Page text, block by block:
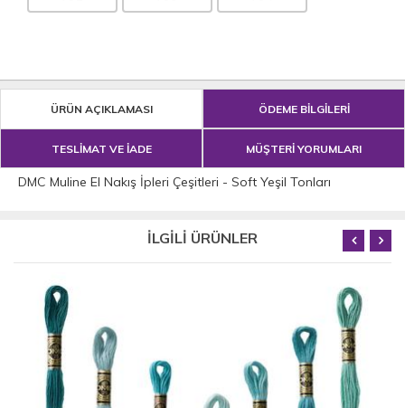
ÜRÜN AÇIKLAMASI ÖDEME BİLGİLERİ
TESLİMAT VE İADE MÜŞTERİ YORUMLARI
DMC Muline El Nakış İpleri Çeşitleri - Soft Yeşil Tonları
İLGİLİ ÜRÜNLER